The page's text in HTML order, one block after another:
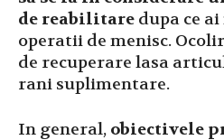
de reabilitare dupa ce
operatii de menisc.
de recuperare lasa
rani suplimentare.
In general, obiectivele